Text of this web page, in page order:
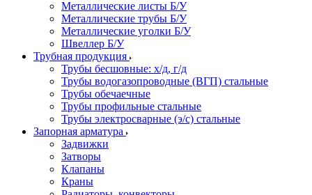
Металлические листы Б/У
Металлические трубы Б/У
Металлические уголки Б/У
Швеллер Б/У
Трубная продукция
Трубы бесшовные: х/д, г/д
Трубы водогазопроводные (ВГП) стальные
Трубы обечаечные
Трубы профильные стальные
Трубы электросварные (э/с) стальные
Запорная арматура
Задвижки
Затворы
Клапаны
Краны